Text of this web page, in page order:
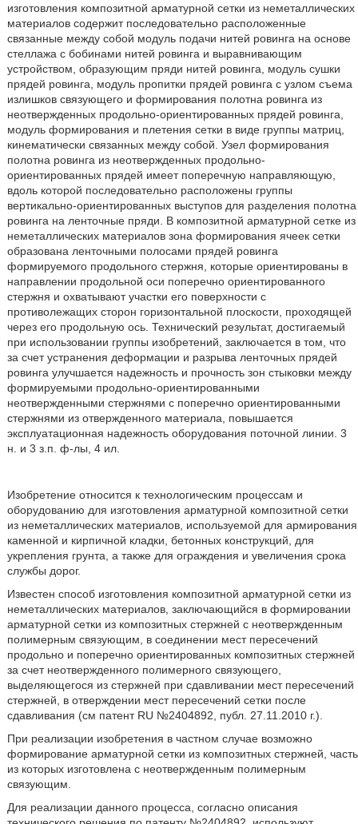
изготовления композитной арматурной сетки из неметаллических
материалов содержит последовательно расположенные
связанные между собой модуль подачи нитей ровинга на основе
стеллажа с бобинами нитей ровинга и выравнивающим
устройством, образующим пряди нитей ровинга, модуль сушки
прядей ровинга, модуль пропитки прядей ровинга с узлом съема
излишков связующего и формирования полотна ровинга из
неотвержденных продольно-ориентированных прядей ровинга,
модуль формирования и плетения сетки в виде группы матриц,
кинематически связанных между собой. Узел формирования
полотна ровинга из неотвержденных продольно-
ориентированных прядей имеет поперечную направляющую,
вдоль которой последовательно расположены группы
вертикально-ориентированных выступов для разделения полотна
ровинга на ленточные пряди. В композитной арматурной сетке из
неметаллических материалов зона формирования ячеек сетки
образована ленточными полосами прядей ровинга
формируемого продольного стержня, которые ориентированы в
направлении продольной оси поперечно ориентированного
стержня и охватывают участки его поверхности с
противолежащих сторон горизонтальной плоскости, проходящей
через его продольную ось. Технический результат, достигаемый
при использовании группы изобретений, заключается в том, что
за счет устранения деформации и разрыва ленточных прядей
ровинга улучшается надежность и прочность зон стыковки между
формируемыми продольно-ориентированными
неотвержденными стержнями с поперечно ориентированными
стержнями из отвержденного материала, повышается
эксплуатационная надежность оборудования поточной линии. 3
н. и 3 з.п. ф-лы, 4 ил.
Изобретение относится к технологическим процессам и
оборудованию для изготовления арматурной композитной сетки
из неметаллических материалов, используемой для армирования
каменной и кирпичной кладки, бетонных конструкций, для
укрепления грунта, а также для ограждения и увеличения срока
службы дорог.
Известен способ изготовления композитной арматурной сетки из
неметаллических материалов, заключающийся в формировании
арматурной сетки из композитных стержней с неотвержденным
полимерным связующим, в соединении мест пересечений
продольно и поперечно ориентированных композитных стержней
за счет неотвержденного полимерного связующего,
выделяющегося из стержней при сдавливании мест пересечений
стержней, в отверждении мест пересечений сетки после
сдавливания (см патент RU №2404892, публ. 27.11.2010 г.).
При реализации изобретения в частном случае возможно
формирование арматурной сетки из композитных стержней, часть
из которых изготовлена с неотвержденным полимерным
связующим.
Для реализации данного процесса, согласно описания